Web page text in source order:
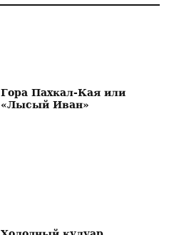
Гора Пахкал-Кая или
«Лысый Иван»